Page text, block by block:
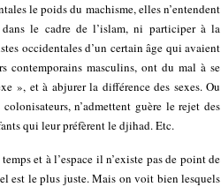
le poids du machisme, elles n’entendent
le cadre de l’islam, ni participer à la
occidentales d’un certain âge qui avaient
contemporains masculins, ont du mal à se
», et à abjurer la différence des sexes. Ou
n’admettent guère le rejet des
qui leur préfèrent le djihad. Etc.
et à l’espace il n’existe pas de point de
est le plus juste. Mais on voit bien lesquels